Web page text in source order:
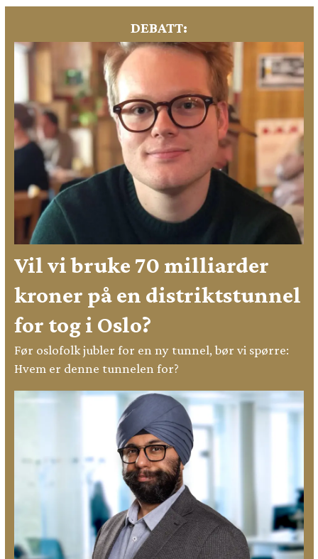
DEBATT:
Vil vi bruke 70 milliarder
kroner på en distriktstunnel
for tog i Oslo?
Før oslofolk jubler for en ny tunnel, bør vi spørre:
Hvem er denne tunnelen for?